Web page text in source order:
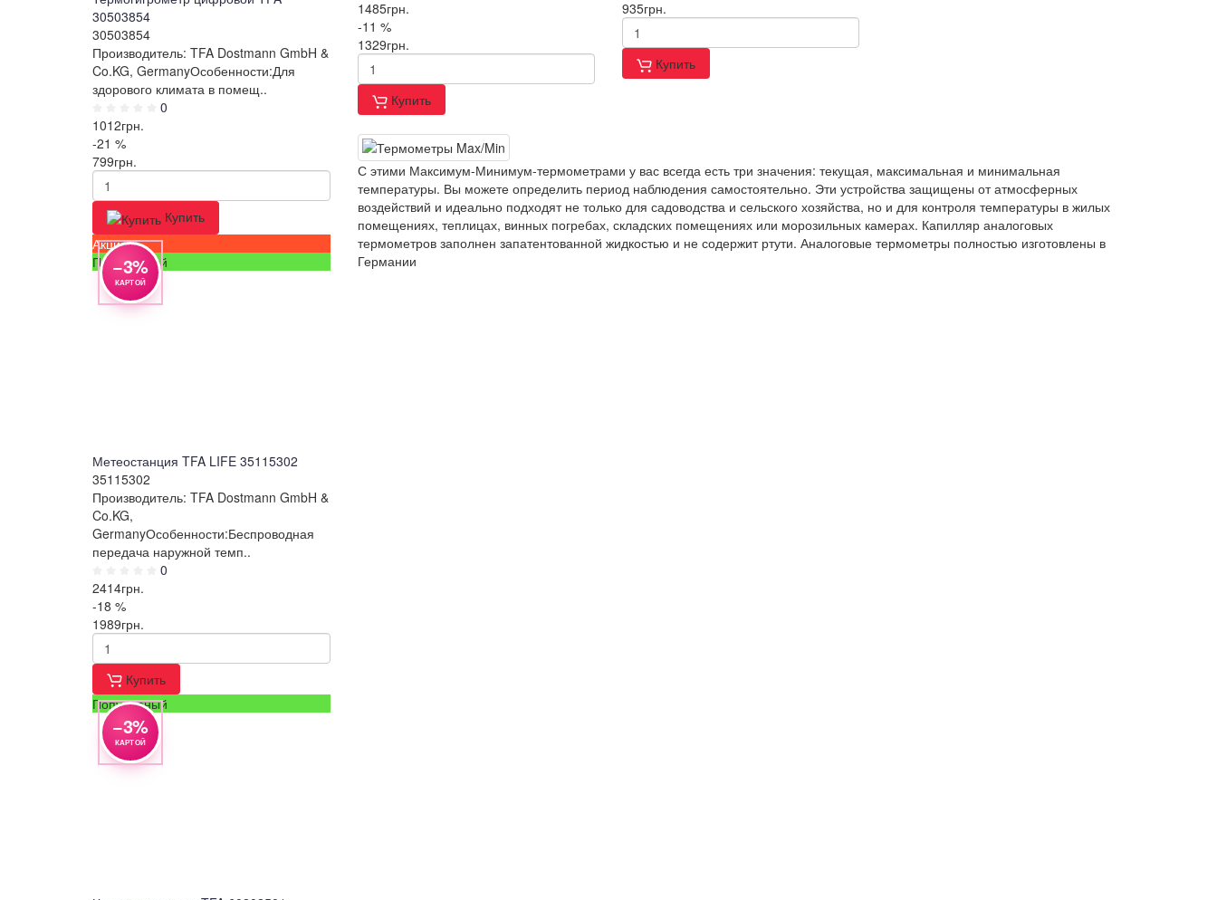
30503854
30503854
Производитель: TFA Dostmann GmbH &
Co.KG, GermanyОсобенности:Для
здорового климата в помещ..
0
1012грн.
-21 %
799грн.
Купить
Акция
Популярный
−3%
КАРТОЙ
Метеостанция TFA LIFE 35115302
35115302
Производитель: TFA Dostmann GmbH &
Co.KG,
GermanyОсобенности:Беспроводная
передача наружной темп..
0
2414грн.
-18 %
1989грн.
Купить
Популярный
−3%
КАРТОЙ
1485грн.
-11 %
1329грн.
Купить
935грн.
Купить
С этими Максимум-Минимум-термометрами у вас всегда есть три значения: текущая, максимальная и минимальная
температуры. Вы можете определить период наблюдения самостоятельно. Эти устройства защищены от атмосферных
воздействий и идеально подходят не только для садоводства и сельского хозяйства, но и для контроля температуры в жилых
помещениях, теплицах, винных погребах, складских помещениях или морозильных камерах. Капилляр аналоговых
термометров заполнен запатентованной жидкостью и не содержит ртути. Аналоговые термометры полностью изготовлены в
Германии